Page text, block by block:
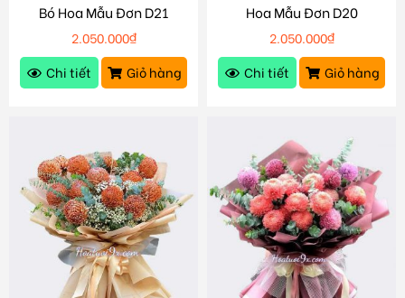
Bó Hoa Mẫu Đơn D21
2.050.000₫
Chi tiết
Giỏ hàng
Hoa Mẫu Đơn D20
2.050.000₫
Chi tiết
Giỏ hàng